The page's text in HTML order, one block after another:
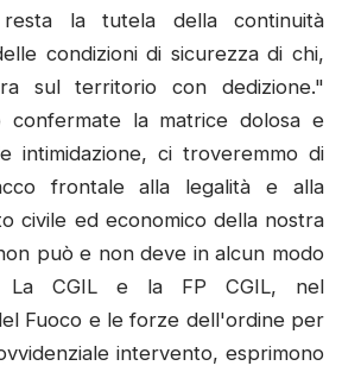
resta la tutela della continuità
condizioni di sicurezza di chi,
sul territorio con dedizione."
confermate la matrice dolosa e
intimidazione, ci troveremmo di
frontale alla legalità e alla
civile ed economico della nostra
può e non deve in alcun modo
​La CGIL e la FP CGIL, nel
Fuoco e le forze dell'ordine per
intervento, esprimono